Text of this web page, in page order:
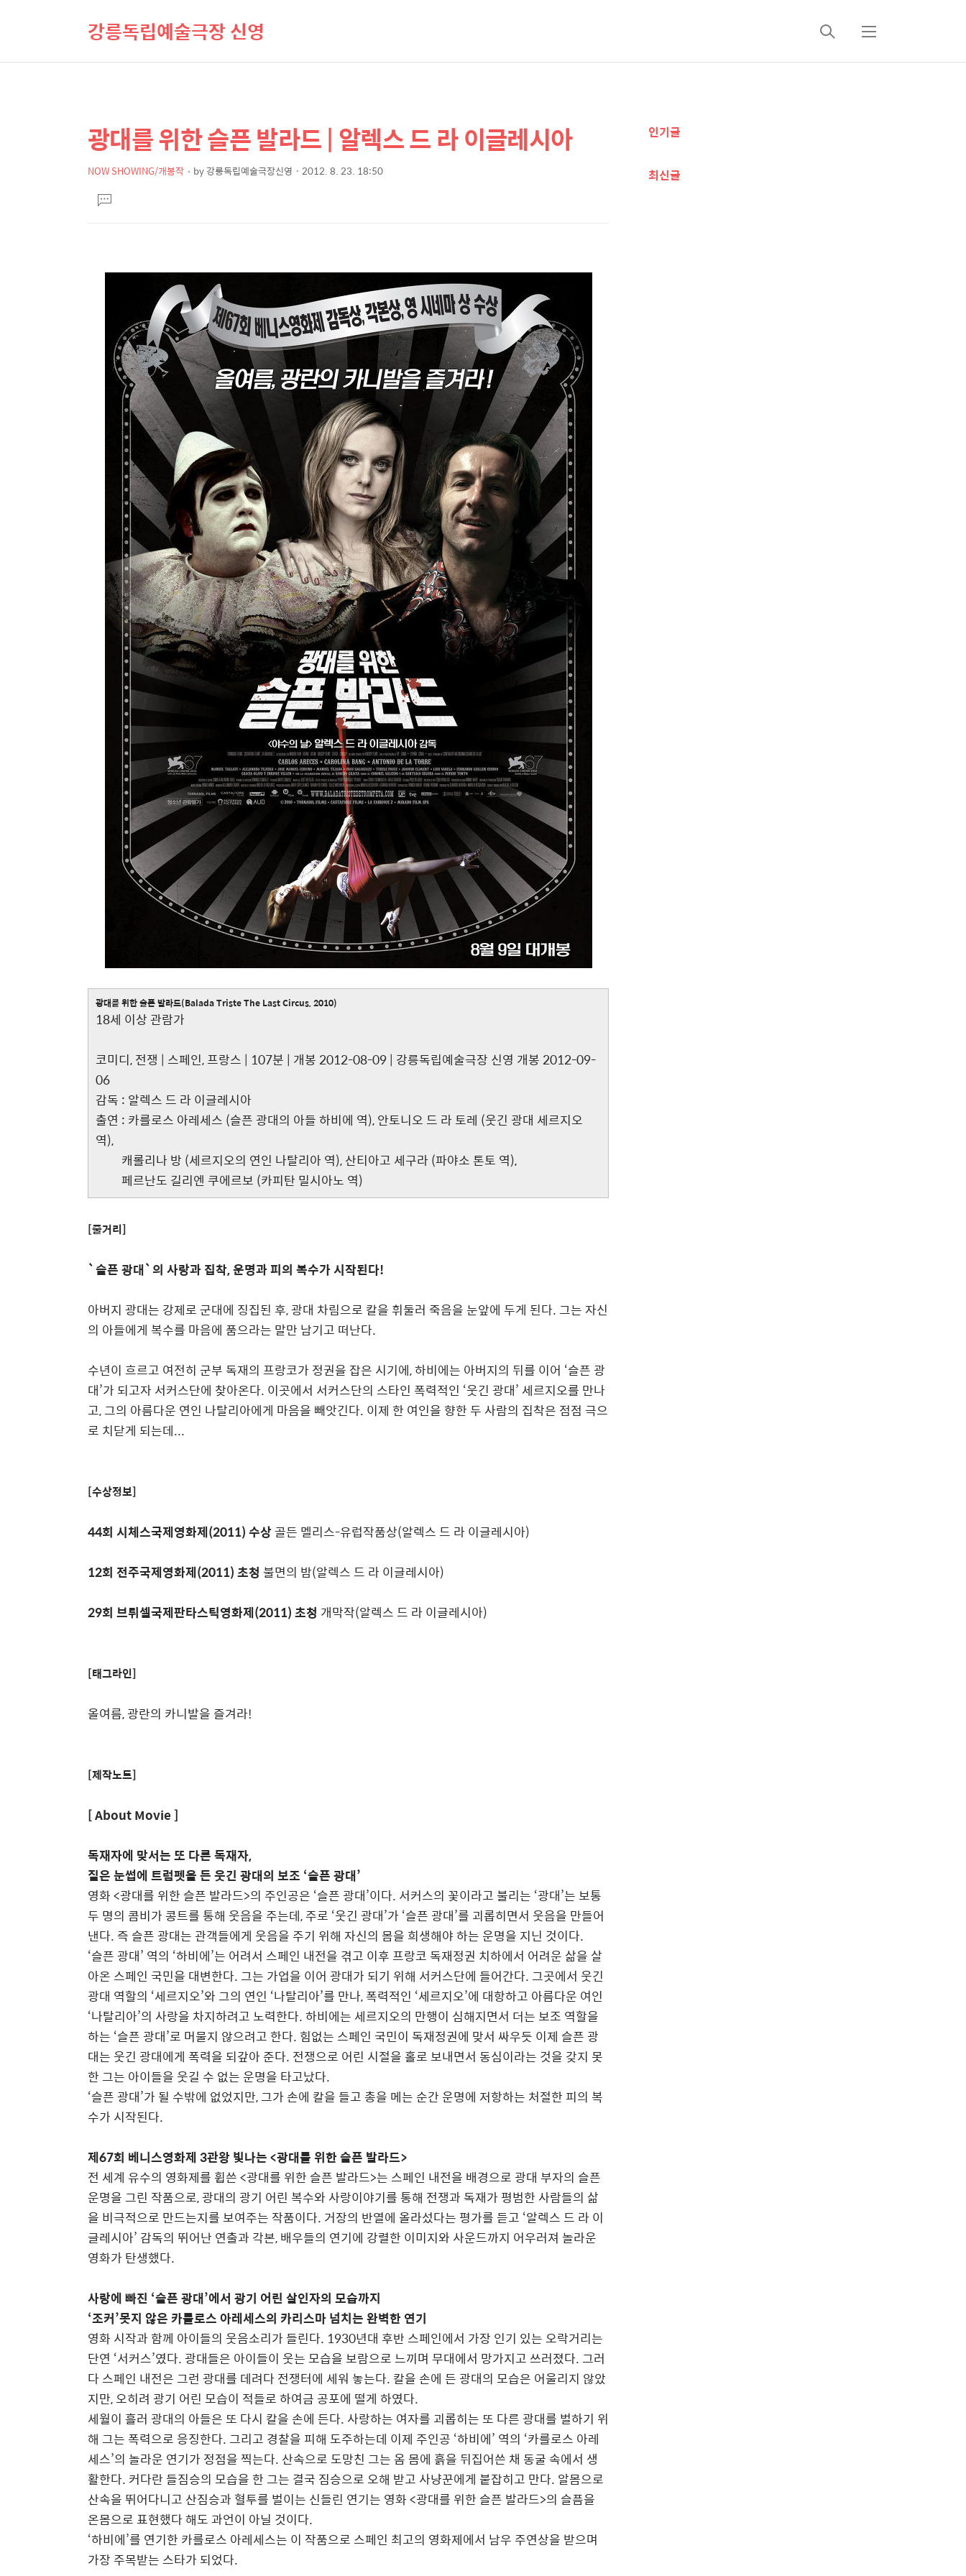
강릉독립예술극장 신영
검
메
상
세
컨
텐
본
문
제
광대를 위한 슬픈 발라드 | 알렉스 드 라 이글레시아
NOW SHOWING/개봉작 by강릉독립예술극장신영 2012. 8. 23. 18:50
문댓
글
광대를 위한 슬픈 발라드(Balada Triste The Last Circus, 2010)
18세 이상 관람가
코미디, 전쟁 | 스페인, 프랑스 | 107분 | 개봉 2012-08-09 | 강릉독립예술극장 신영 개봉 2012-09-
06
감독 : 알렉스 드 라 이글레시아
출연 : 카를로스 아레세스 (슬픈 광대의 아들 하비에 역), 안토니오 드 라 토레 (웃긴 광대 세르지오
역),
캐롤리나 방 (세르지오의 연인 나탈리아 역), 산티아고 세구라 (파야소 톤토 역),
페르난도 길리엔 쿠에르보 (카피탄 밀시아노 역)
[줄거리]
`슬픈 광대`의 사랑과 집착, 운명과 피의 복수가 시작된다!
아버지 광대는 강제로 군대에 징집된 후, 광대 차림으로 칼을 휘둘러 죽음을 눈앞에 두게 된다. 그는 자신
의 아들에게 복수를 마음에 품으라는 말만 남기고 떠난다.
수년이 흐르고 여전히 군부 독재의 프랑코가 정권을 잡은 시기에, 하비에는 아버지의 뒤를 이어 ‘슬픈 광
대’가 되고자 서커스단에 찾아온다. 이곳에서 서커스단의 스타인 폭력적인 ‘웃긴 광대’ 세르지오를 만나
고, 그의 아름다운 연인 나탈리아에게 마음을 빼앗긴다. 이제 한 여인을 향한 두 사람의 집착은 점점 극으
로 치닫게 되는데...
[수상정보]
44회 시체스국제영화제(2011) 수상골든 멜리스-유럽작품상(알렉스 드 라 이글레시아)
12회 전주국제영화제(2011) 초청 불면의 밤(알렉스 드 라 이글레시아)
29회 브뤼셀국제판타스틱영화제(2011) 초청 개막작(알렉스 드 라 이글레시아)
[태그라인]
올여름, 광란의 카니발을 즐겨라!
[제작노트]
[ About Movie ]
독재자에 맞서는 또 다른 독재자,
짙은 눈썹에 트럼펫을 든 웃긴 광대의 보조 ‘슬픈 광대’
영화 <광대를 위한 슬픈 발라드>의 주인공은 ‘슬픈 광대’이다. 서커스의 꽃이라고 불리는 ‘광대’는 보통
두 명의 콤비가 콩트를 통해 웃음을 주는데, 주로 ‘웃긴 광대’가 ‘슬픈 광대’를 괴롭히면서 웃음을 만들어
낸다. 즉 슬픈 광대는 관객들에게 웃음을 주기 위해 자신의 몸을 희생해야 하는 운명을 지닌 것이다.
‘슬픈 광대’ 역의 ‘하비에’는 어려서 스페인 내전을 겪고 이후 프랑코 독재정권 치하에서 어려운 삶을 살
아온 스페인 국민을 대변한다. 그는 가업을 이어 광대가 되기 위해 서커스단에 들어간다. 그곳에서 웃긴
광대 역할의 ‘세르지오’와 그의 연인 ‘나탈리아’를 만나, 폭력적인 ‘세르지오’에 대항하고 아름다운 여인
‘나탈리아’의 사랑을 차지하려고 노력한다. 하비에는 세르지오의 만행이 심해지면서 더는 보조 역할을
하는 ‘슬픈 광대’로 머물지 않으려고 한다. 힘없는 스페인 국민이 독재정권에 맞서 싸우듯 이제 슬픈 광
대는 웃긴 광대에게 폭력을 되갚아 준다. 전쟁으로 어린 시절을 홀로 보내면서 동심이라는 것을 갖지 못
한 그는 아이들을 웃길 수 없는 운명을 타고났다.
‘슬픈 광대’가 될 수밖에 없었지만, 그가 손에 칼을 들고 총을 메는 순간 운명에 저항하는 처절한 피의 복
수가 시작된다.
제67회 베니스영화제 3관왕 빛나는 <광대를 위한 슬픈 발라드>
전 세계 유수의 영화제를 휩쓴 <광대를 위한 슬픈 발라드>는 스페인 내전을 배경으로 광대 부자의 슬픈
운명을 그린 작품으로, 광대의 광기 어린 복수와 사랑이야기를 통해 전쟁과 독재가 평범한 사람들의 삶
을 비극적으로 만드는지를 보여주는 작품이다. 거장의 반열에 올라섰다는 평가를 듣고 ‘알렉스 드 라 이
글레시아’ 감독의 뛰어난 연출과 각본, 배우들의 연기에 강렬한 이미지와 사운드까지 어우러져 놀라운
영화가 탄생했다.
사랑에 빠진 ‘슬픈 광대’에서 광기 어린 살인자의 모습까지
‘조커’못지 않은 카를로스 아레세스의 카리스마 넘치는 완벽한 연기
영화 시작과 함께 아이들의 웃음소리가 들린다. 1930년대 후반 스페인에서 가장 인기 있는 오락거리는
단연 ‘서커스’였다. 광대들은 아이들이 웃는 모습을 보람으로 느끼며 무대에서 망가지고 쓰러졌다. 그러
다 스페인 내전은 그런 광대를 데려다 전쟁터에 세워 놓는다. 칼을 손에 든 광대의 모습은 어울리지 않았
지만, 오히려 광기 어린 모습이 적들로 하여금 공포에 떨게 하였다.
세월이 흘러 광대의 아들은 또 다시 칼을 손에 든다. 사랑하는 여자를 괴롭히는 또 다른 광대를 벌하기 위
해 그는 폭력으로 응징한다. 그리고 경찰을 피해 도주하는데 이제 주인공 ‘하비에’ 역의 ‘카를로스 아레
세스’의 놀라운 연기가 정점을 찍는다. 산속으로 도망친 그는 옴 몸에 흙을 뒤집어쓴 채 동굴 속에서 생
활한다. 커다란 들짐승의 모습을 한 그는 결국 짐승으로 오해 받고 사냥꾼에게 붙잡히고 만다. 알몸으로
산속을 뛰어다니고 산짐승과 혈투를 벌이는 신들린 연기는 영화 <광대를 위한 슬픈 발라드>의 슬픔을
온몸으로 표현했다 해도 과언이 아닐 것이다.
‘하비에’를 연기한 카를로스 아레세스는 이 작품으로 스페인 최고의 영화제에서 남우 주연상을 받으며
가장 주목받는 스타가 되었다.
추
정
인기글
최신글